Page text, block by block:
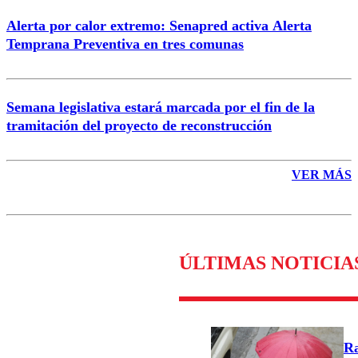
Alerta por calor extremo: Senapred activa Alerta
Temprana Preventiva en tres comunas
Semana legislativa estará marcada por el fin de la
tramitación del proyecto de reconstrucción
VER MÁS
ÚLTIMAS